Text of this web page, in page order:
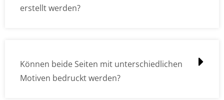
erstellt werden?
Können beide Seiten mit unterschiedlichen
Motiven bedruckt werden?